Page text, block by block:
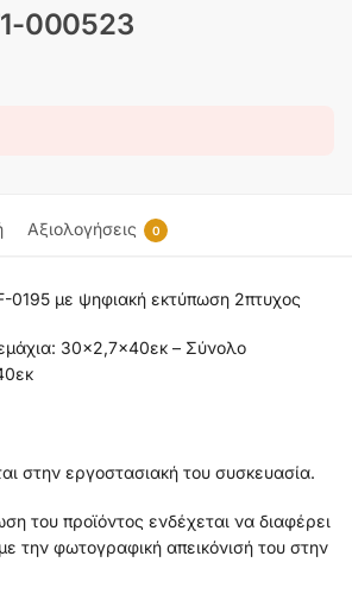
000523
Αξιολογήσεις 0
0195 με ψηφιακή εκτύπωση 2πτυχος
30×2,7×40εκ – Σύνολο
στην εργοστασιακή του συσκευασία.
του προϊόντος ενδέχεται να διαφέρει
την φωτογραφική απεικόνισή του στην